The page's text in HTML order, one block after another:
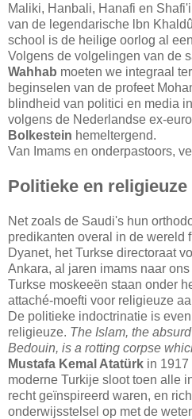
Maliki, Hanbali, Hanafi en
van de legendarische lbn
school is de heilige oorlog al
Volgens de volgelingen van de
Wahhab moeten we integraal
beginselen van de profeet
blindheid van politici en media
volgens de Nederlandse ex-
Bolkestein hemeltergend.
Van Imams en onderpastoors,
Politieke en
Net zoals de Saudi's hun
predikanten overal in de wereld
Dyanet, het Turkse directoraat
Ankara, al jaren imams naar
Turkse moskeeën staan onder
attaché-moefti voor religieuze
De politieke indoctrinatie is
religieuze. The Islam, the
Bedouin, is a rotting corpse
Mustafa Kemal Atatürk in 1917
moderne Turkije sloot toen alle
recht geïnspireerd waren, en
onderwijsstelsel op met de